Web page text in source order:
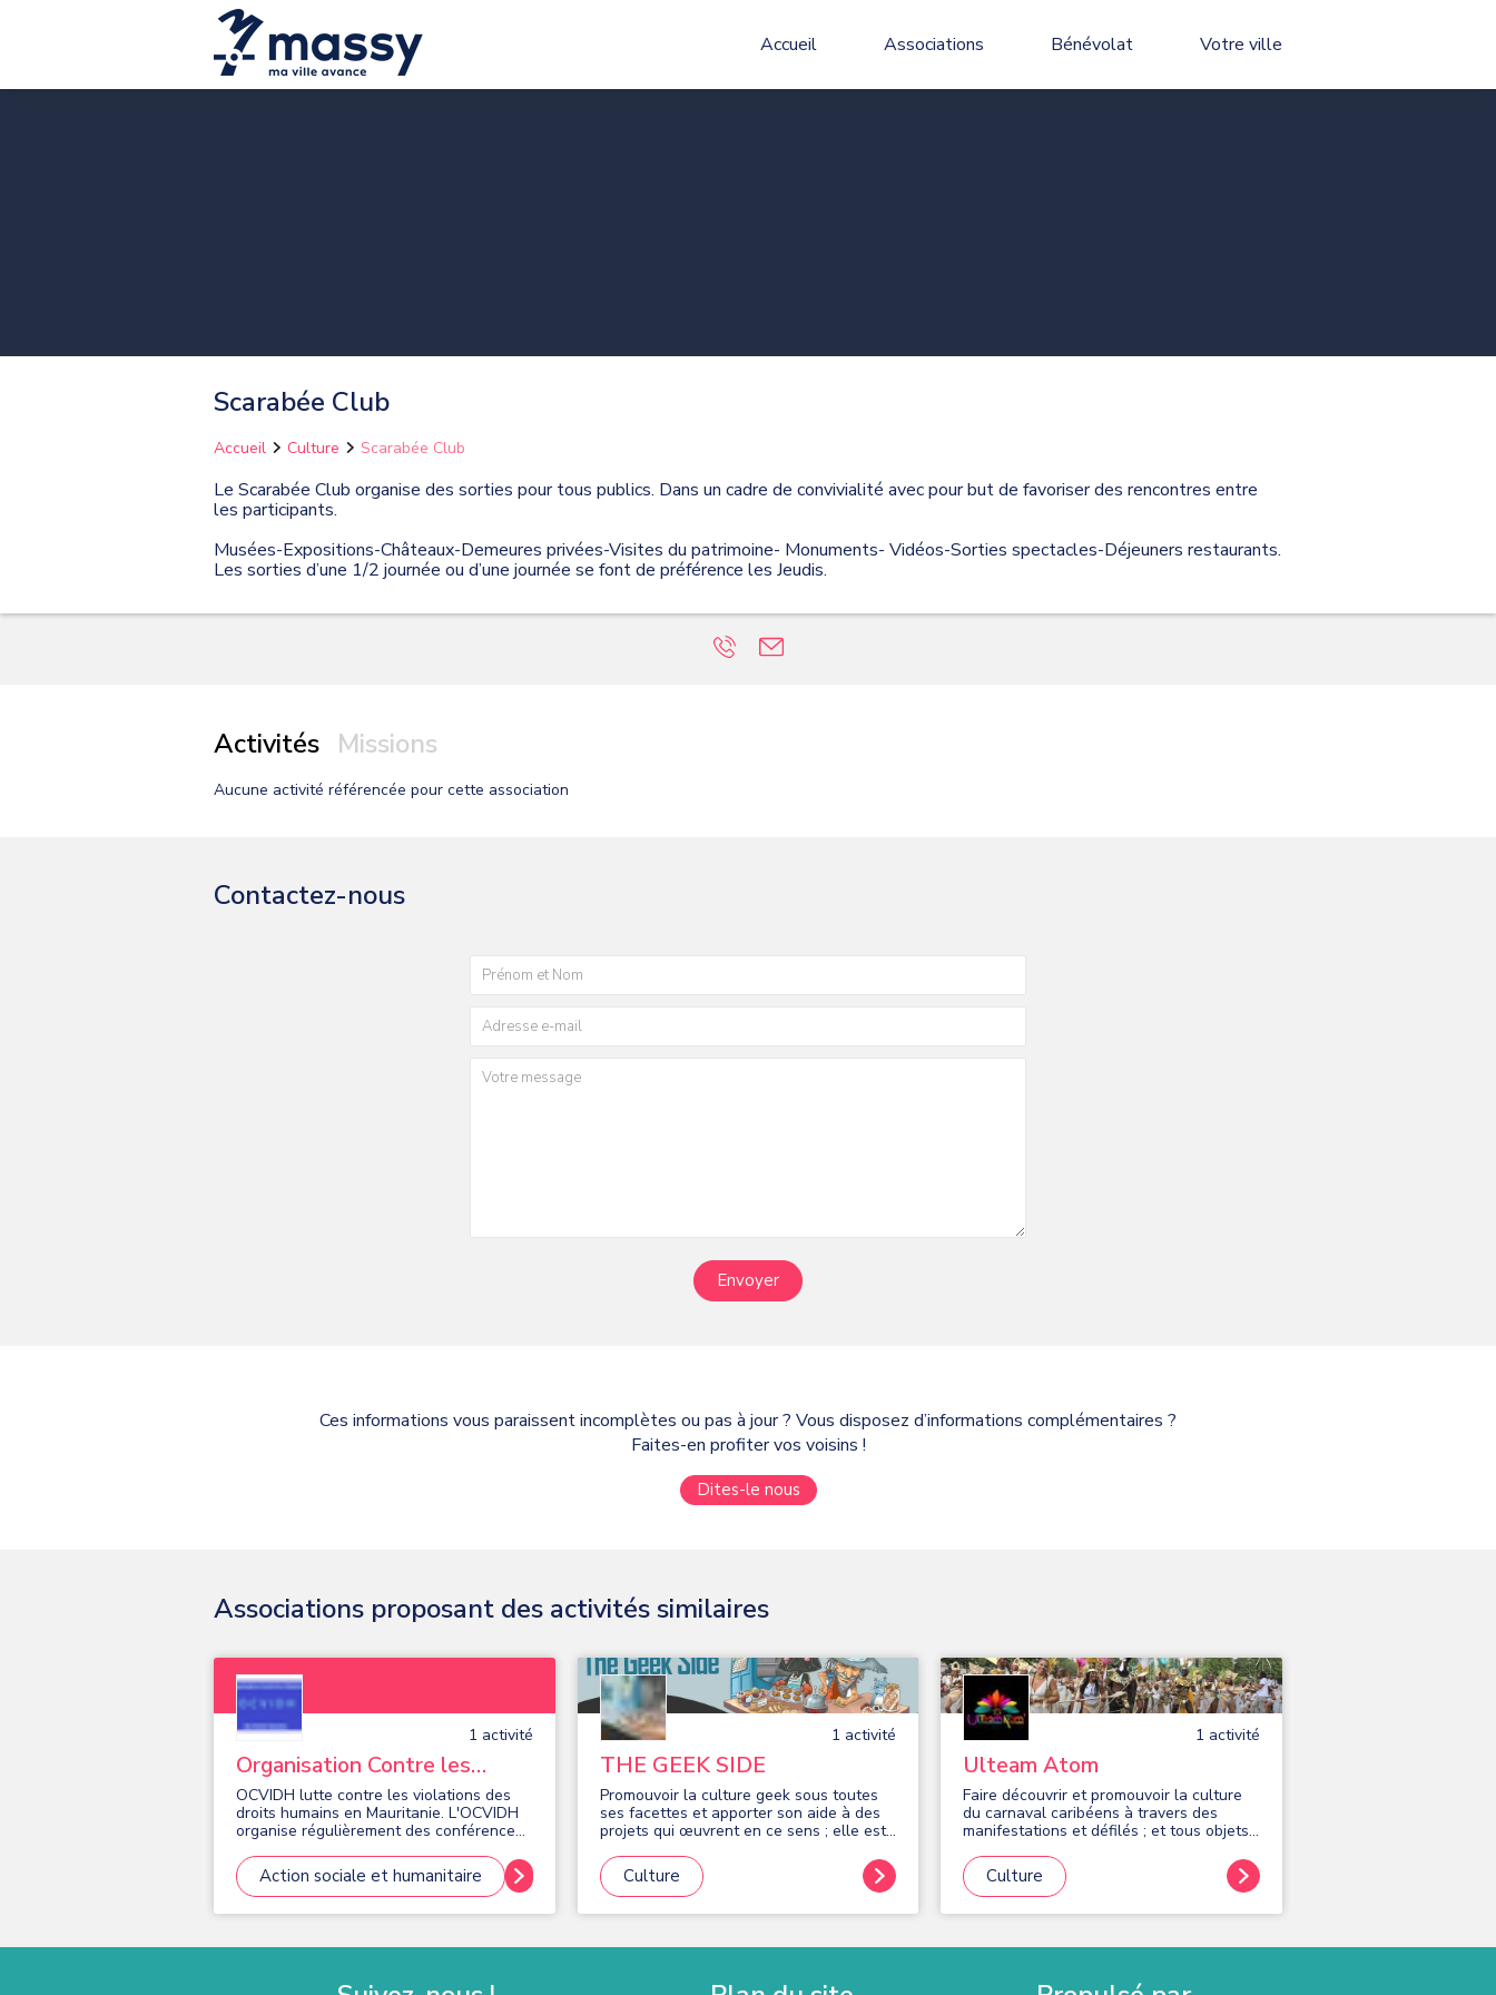
Accueil Associations Bénévolat Votre ville
Scarabée Club
Accueil Culture Scarabée Club
Le Scarabée Club organise des sorties pour tous publics. Dans un cadre de convivialité avec pour but de favoriser des rencontres entre
les participants.
Musées-Expositions-Châteaux-Demeures privées-Visites du patrimoine- Monuments- Vidéos-Sorties spectacles-Déjeuners restaurants.
Les sorties d’une 1/2 journée ou d’une journée se font de préférence les Jeudis.
Activités Missions
Aucune activité référencée pour cette association
Contactez-nous
Envoyer
Ces informations vous paraissent incomplètes ou pas à jour ? Vous disposez d’informations complémentaires ?
Faites-en profiter vos voisins !
Dites-le nous
Associations proposant des activités similaires
1 activité
Organisation Contre les
Violations de Droits Humains
OCVIDH lutte contre les violations des
droits humains en Mauritanie. L'OCVIDH
organise régulièrement des conférences
Action sociale et humanitaire
1 activité
THE GEEK SIDE
Promouvoir la culture geek sous toutes
ses facettes et apporter son aide à des
projets qui œuvrent en ce sens ; elle est
religieux.
Culture
1 activité
Ulteam Atom
Faire découvrir et promouvoir la culture
du carnaval caribéens à travers des
manifestations et défilés ; et tous objets
ou susceptibles d'en favoriser la
réalisation ou le développement
Culture